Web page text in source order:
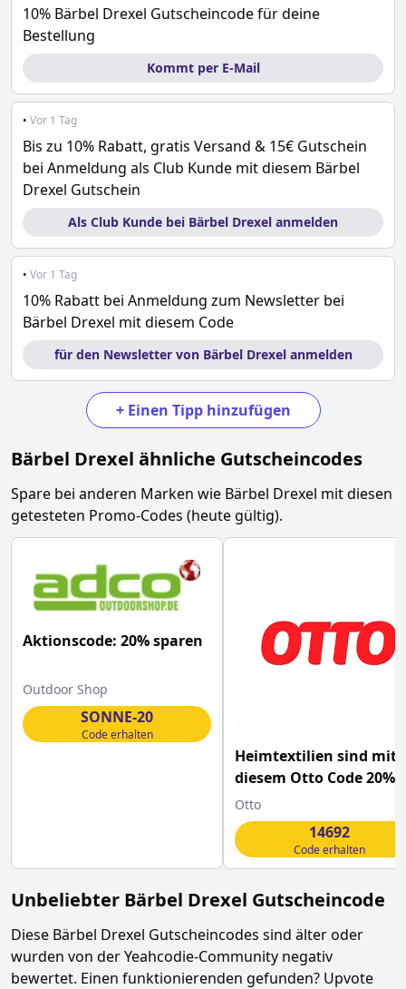
10% Bärbel Drexel Gutscheincode für deine
Bestellung
Kommt per E-Mail
• Vor 1 Tag
Bis zu 10% Rabatt, gratis Versand & 15€ Gutschein
bei Anmeldung als Club Kunde mit diesem Bärbel
Drexel Gutschein
Als Club Kunde bei Bärbel Drexel anmelden
• Vor 1 Tag
10% Rabatt bei Anmeldung zum Newsletter bei
Bärbel Drexel mit diesem Code
für den Newsletter von Bärbel Drexel anmelden
+ Einen Tipp hinzufügen
Bärbel Drexel ähnliche Gutscheincodes
Spare bei anderen Marken wie Bärbel Drexel mit diesen
getesteten Promo-Codes (heute gültig).
Aktionscode: 20% sparen
Outdoor Shop
SONNE-20
Code erhalten
Heimtextilien sind mit
diesem Otto Code 20%
günstiger
Otto
14692
Code erhalten
Unbeliebter Bärbel Drexel Gutscheincode
Diese Bärbel Drexel Gutscheincodes sind älter oder
wurden von der Yeahcodie-Community negativ
bewertet. Einen funktionierenden gefunden? Upvote